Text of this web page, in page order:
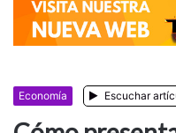
Economía Escuchar